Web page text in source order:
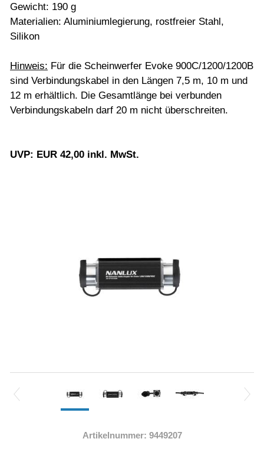
Gewicht: 190 g
Materialien: Aluminiumlegierung, rostfreier Stahl,
Silikon
Hinweis: Für die Scheinwerfer Evoke 900C/1200/1200B
sind Verbindungskabel in den Längen 7,5 m, 10 m und
12 m erhältlich. Die Gesamtlänge bei verbunden
Verbindungskabeln darf 20 m nicht überschreiten.
UVP: EUR 42,00 inkl. MwSt.
Artikelnummer: 9449207